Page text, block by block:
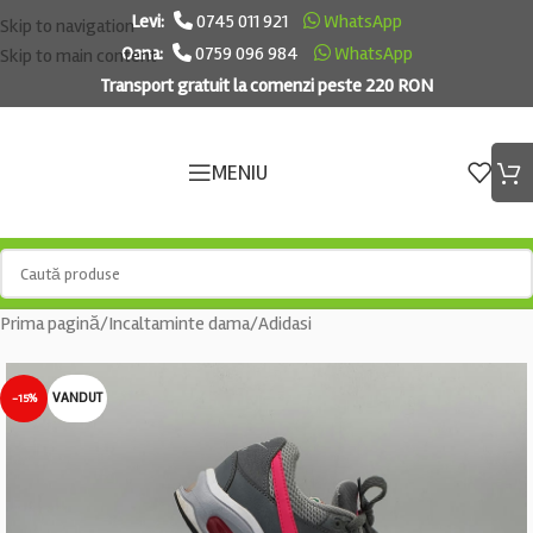
Skip to navigation
Skip to main content
Levi: 0745 011 921
WhatsApp
Oana:
0759 096 984
WhatsApp
Transport gratuit la comenzi peste 220 RON
MENIU
Prima pagină/Incaltaminte dama/Adidasi
-15% VANDUT